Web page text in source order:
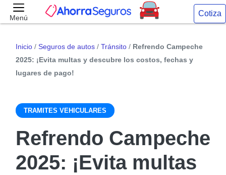
Menú Cotiza
Inicio / Seguros de autos / Tránsito / Refrendo Campeche
2025: ¡Evita multas y descubre los costos, fechas y
lugares de pago!
TRAMITES VEHICULARES
Refrendo Campeche
2025: ¡Evita multas